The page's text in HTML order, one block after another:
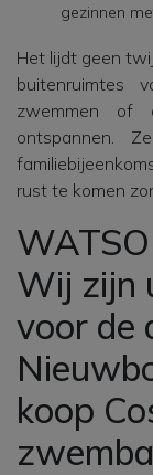
gezinnen
Het lijdt geen
buitenruimtes
zwemmen of
ontspannen.
rust te komen
Wij zijn
voor de
koop